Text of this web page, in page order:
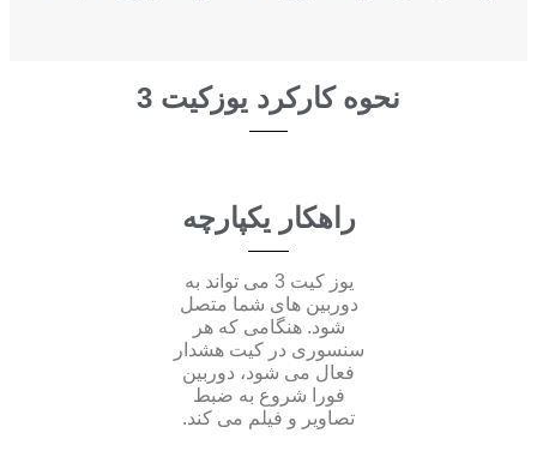
نحوه کارکرد یوزکیت 3
راهکار یکپارچه
یوز کیت 3 می تواند به
دوربین های شما متصل
شود. هنگامی که هر
سنسوری در کیت هشدار
فعال می شود، دوربین
فورا شروع به ضبط
تصاویر و فیلم می کند.